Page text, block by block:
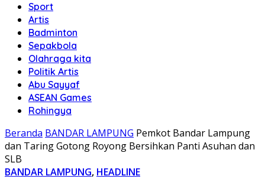
Sport
Artis
Badminton
Sepakbola
Olahraga kita
Politik Artis
Abu Sayyaf
ASEAN Games
Rohingya
Beranda BANDAR LAMPUNG Pemkot Bandar Lampung
dan Taring Gotong Royong Bersihkan Panti Asuhan dan
SLB
BANDAR LAMPUNG, HEADLINE